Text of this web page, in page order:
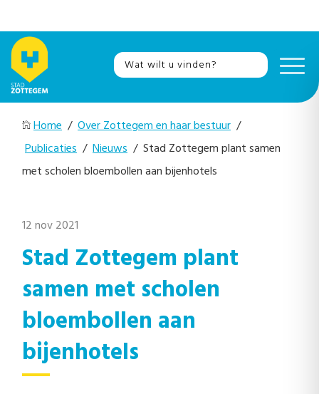
Home / Over Zottegem en haar bestuur /
Publicaties / Nieuws / Stad Zottegem plant samen
met scholen bloembollen aan bijenhotels
12 nov 2021
Stad Zottegem plant
samen met scholen
bloembollen aan
bijenhotels